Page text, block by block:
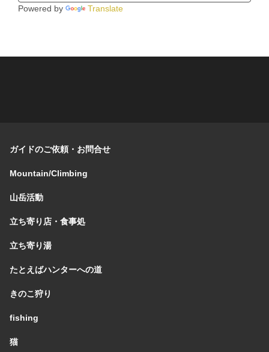
Powered by Translate
ガイドのご依頼・お問合せ
Mountain/Climbing
山岳活動
立ち寄り店・食事処
立ち寄り湯
たとえばハンターへの道
きのこ狩り
fishing
猫